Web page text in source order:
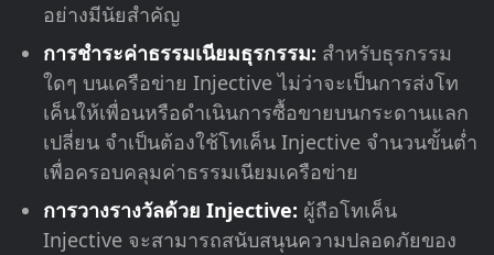
อย่างมีนัยสำคัญ
การชำระค่าธรรมเนียมธุรกรรม: สำหรับธุรกรรม
ใดๆ บนเครือข่าย Injective ไม่ว่าจะเป็นการส่งโท
เค็นให้เพื่อนหรือดำเนินการซื้อขายบนกระดานแลก
เปลี่ยน จำเป็นต้องใช้โทเค็น Injective จำนวนขั้นต่ำ
เพื่อครอบคลุมค่าธรรมเนียมเครือข่าย
การวางรางวัลด้วย Injective: ผู้ถือโทเค็น
Injective จะสามารถสนับสนุนความปลอดภัยของ